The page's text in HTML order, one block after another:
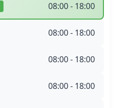
08:00 - 18:00
08:00 - 18:00
08:00 - 18:00
08:00 - 18:00